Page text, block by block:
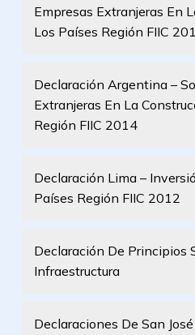
Empresas Extranjeras En
Los Países Región FIIC
Declaración Argentina –
Extranjeras En La
Región FIIC 2014
Declaración Lima –
Países Región FIIC 2012
Declaración De Principios
Infraestructura
Declaraciones De San